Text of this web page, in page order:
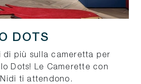
DOTS
di più sulla cameretta per
Dots! Le Camerette con
ti attendono.